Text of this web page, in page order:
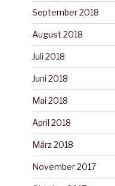
September 2018
August 2018
Juli 2018
Juni 2018
Mai 2018
April 2018
März 2018
November 2017